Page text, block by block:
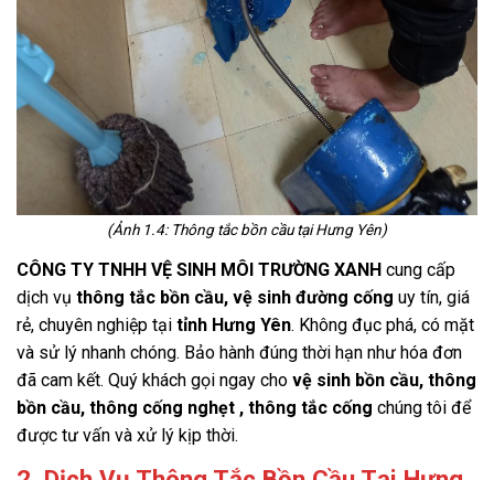
(Ảnh 1.4: Thông tắc bồn cầu tại Hưng Yên)
CÔNG TY TNHH VỆ SINH MÔI TRƯỜNG XANH cung cấp
dịch vụ thông tắc bồn cầu, vệ sinh đường cống uy tín, giá
rẻ, chuyên nghiệp tại tỉnh Hưng Yên. Không đục phá, có mặt
và sử lý nhanh chóng. Bảo hành đúng thời hạn như hóa đơn
đã cam kết. Quý khách gọi ngay cho vệ sinh bồn cầu, thông
bồn cầu, thông cống nghẹt , thông tắc cống chúng tôi để
được tư vấn và xử lý kịp thời.